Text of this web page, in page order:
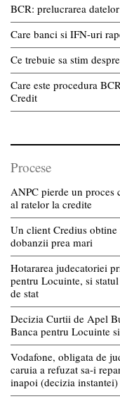
BCR: prelucrarea
Care banci si IFN-uri
Ce trebuie sa stim
Care este procedura
Credit
Procese
ANPC pierde un
al ratelor la credite
Un client Credius
dobanzii prea mari
Hotararea judecatoriei
pentru Locuinte, si
de stat
Decizia Curtii de Apel
Banca pentru Locuinte
Vodafone, obligata de
caruia a refuzat sa-i
inapoi (decizia instantei)